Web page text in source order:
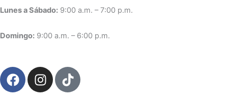
Lunes a Sábado: 9:00 a.m. – 7:00 p.m.
Domingo: 9:00 a.m. – 6:00 p.m.
F
a
I
n
T
i